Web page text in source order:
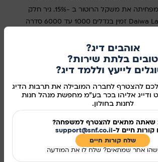
אוהבים דיג?
טובים בלתת שירות?
לייעץ וללמד דיג?
להצטרף לחברה המובילה את תרבות הדיג
ודייג אליהו בכר בע"מ מחפשת מנהל חנות
לחנות בחולון.
שאתה מתאים להצטרף למשפחה?
חיים ל-support@snf.co.il
שלח קורות חיים​
אחר שמתאים? שלח לו את המודעה
המשקל והסיבוב ומפחיתה את משקל הרוטור ב -15%. גיר חלק
ועוצמתי. Daiwa Laguna LT זמין בגדלים 1000 עד 6000 סדרה
הוספה לסל
קנו עכשיו